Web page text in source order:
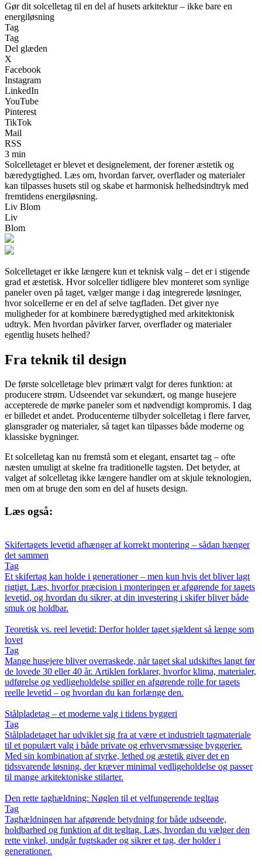
Gør dit solcelletag til en del af husets arkitektur – ikke bare en
energiløsning
Tag
Tag
Del glæden
X
Facebook
Instagram
LinkedIn
YouTube
Pinterest
TikTok
Mail
RSS
3 min
Solcelletaget er blevet et designelement, der forener æstetik og
bæredygtighed. Læs om, hvordan farver, overflader og materialer
kan tilpasses husets stil og skabe et harmonisk helhedsindtryk med
fremtidens energiløsning.
Liv Blom
Liv
Blom
Solcelletaget er ikke længere kun et teknisk valg – det er i stigende
grad et æstetisk. Hvor solceller tidligere blev monteret som synlige
paneler oven på taget, vælger mange i dag integrerede løsninger,
hvor solcellerne er en del af selve tagfladen. Det giver nye
muligheder for at kombinere bæredygtighed med arkitektonisk
udtryk. Men hvordan påvirker farver, overflader og materialer
egentlig husets helhed?
Fra teknik til design
De første solcelletage blev primært valgt for deres funktion: at
producere strøm. Udseendet var sekundært, og mange husejere
accepterede de mørke paneler som et nødvendigt kompromis. I dag
er billedet et andet. Producenterne tilbyder solcelletag i flere farver,
glansgrader og materialer, så taget kan tilpasses både moderne og
klassiske bygninger.
Et solcelletag kan nu fremstå som et elegant, ensartet tag – ofte
næsten umuligt at skelne fra traditionelle tagsten. Det betyder, at
valget af solcelletag ikke længere handler om at skjule teknologien,
men om at bruge den som en del af husets design.
Læs også:
Skifertagets levetid afhænger af korrekt montering – sådan hænger
det sammen
Tag
Et skifertag kan holde i generationer – men kun hvis det bliver lagt
rigtigt. Læs, hvorfor præcision i monteringen er afgørende for tagets
levetid, og hvordan du sikrer, at din investering i skifer bliver både
smuk og holdbar.
Teoretisk vs. reel levetid: Derfor holder taget sjældent så længe som
lovet
Tag
Mange husejere bliver overraskede, når taget skal udskiftes langt før
de lovede 30 eller 40 år. Artiklen forklarer, hvorfor klima, materialer,
udførelse og vedligeholdelse spiller en afgørende rolle for tagets
reelle levetid – og hvordan du kan forlænge den.
Stålpladetag – et moderne valg i tidens byggeri
Tag
Stålpladetaget har udviklet sig fra at være et industrielt tagmateriale
til et populært valg i både private og erhvervsmæssige byggerier.
Med sin kombination af styrke, lethed og æstetik giver det en
tidssvarende løsning, der kræver minimal vedligeholdelse og passer
til mange arkitektoniske stilarter.
Den rette taghældning: Nøglen til et velfungerende tegltag
Tag
Taghældningen har afgørende betydning for både udseende,
holdbarhed og funktion af dit tegltag. Læs, hvordan du vælger den
rette vinkel, undgår fugtskader og sikrer et tag, der holder i
generationer.